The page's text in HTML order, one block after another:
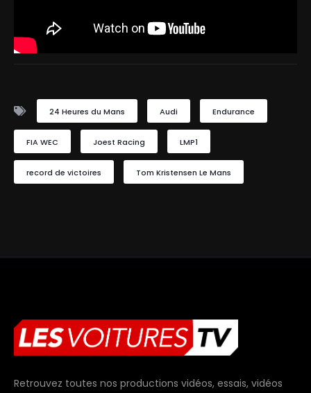
24 Heures du Mans Audi Endurance
FIA WEC Joest Racing LMP1
record de victoires Tom Kristensen Le Mans
Retrouvez toutes nos productions vidéos, essais, vidéos